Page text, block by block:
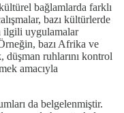
bağlamlarda farklı
bazı kültürlerde
ilgili uygulamalar
bazı Afrika ve
ruhlarını kontrol
amacıyla
da belgelenmiştir.